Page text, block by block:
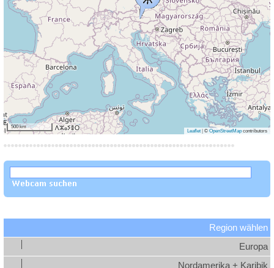
500 km
Leaflet © OpenStreetMap contributors
Region wählen
Europa
Nordamerika + Karibik